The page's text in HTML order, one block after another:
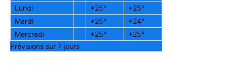
Lundi
+25° +25°
Mardi
+25° +24°
Mercredi
+25° +25°
Prévisions sur 7 jours